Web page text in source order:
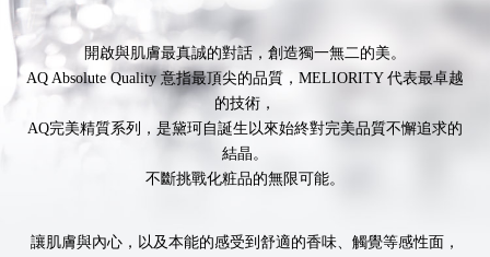
開啟與肌膚最真誠的對話，創造獨一無二的美。
AQ Absolute Quality 意指最頂尖的品質，MELIORITY 代表最卓越
的技術，
AQ完美精質系列，是黛珂自誕生以來始終對完美品質不懈追求的
結晶。
不斷挑戰化粧品的無限可能。
讓肌膚與內心，以及本能的感受到舒適的香味、觸覺等感性面，